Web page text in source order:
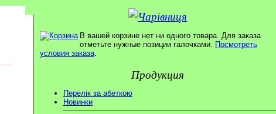
В вашей корзине нет ни одного товара. Для заказа
отметьте нужные позиции галочками. Посмотреть
условия заказа.
Продукция
Перелік за абеткою
Новинки